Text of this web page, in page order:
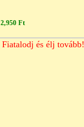
2,950 Ft
Fiatalodj és élj tovább!